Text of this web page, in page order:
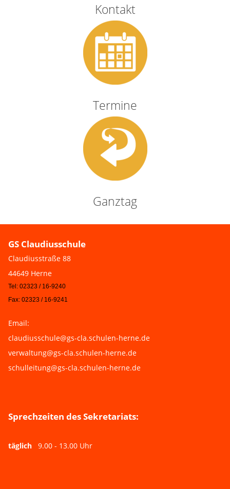
Kontakt
Termine
Ganztag
GS Claudiusschule
Claudiusstraße 88
44649 Herne
Tel: 02323 / 16-9240
Fax: 02323 / 16-9241
Email:
claudiusschule@gs-cla.schulen-herne.de
verwaltung@gs-cla.schulen-herne.de
schulleitung@gs-cla.schulen-herne.de
Sprechzeiten des Sekretariats:
täglich 9.00 - 13.00 Uhr